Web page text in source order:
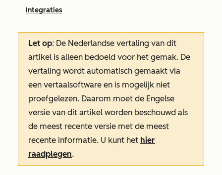
Integraties
Let op: De Nederlandse vertaling van dit
artikel is alleen bedoeld voor het gemak. De
vertaling wordt automatisch gemaakt via
een vertaalsoftware en is mogelijk niet
proefgelezen. Daarom moet de Engelse
versie van dit artikel worden beschouwd als
de meest recente versie met de meest
recente informatie. U kunt het hier
raadplegen.